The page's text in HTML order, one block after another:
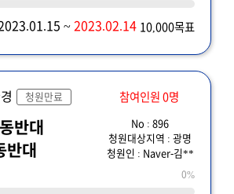
~2023.02.14 10,000목표
청원만료 참여인원 0명
반대
반대
No : 896
청원대상지역 : 광명
청원인 : Naver-김**
0%